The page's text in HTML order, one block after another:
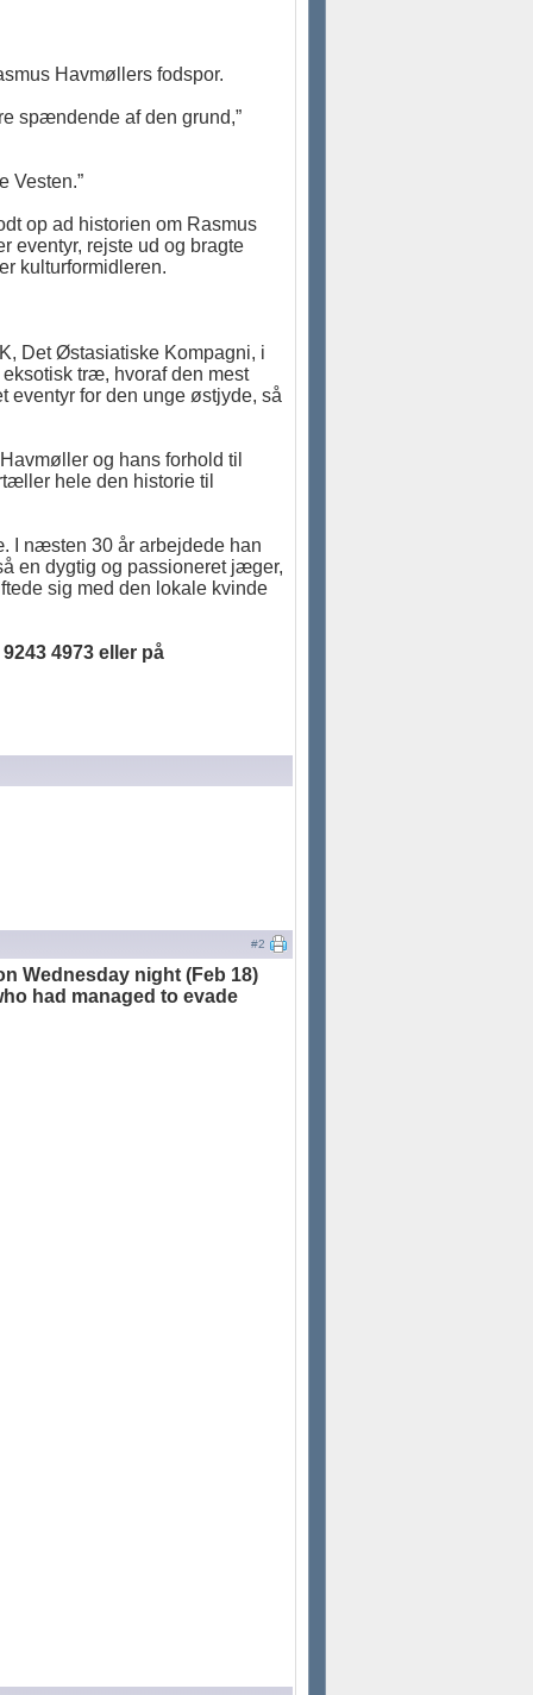
Havmøllers fodspor.
spændende af den grund,”
Vesten.”
op ad historien om Rasmus
eventyr, rejste ud og bragte
kulturformidleren.
Det Østasiatiske Kompagni, i
træ, hvoraf den mest
eventyr for den unge østjyde, så
og hans forhold til
hele den historie til
I næsten 30 år arbejdede han
en dygtig og passioneret jæger,
sig med den lokale kvinde
4973 eller på
#2
Wednesday night (Feb 18)
had managed to evade